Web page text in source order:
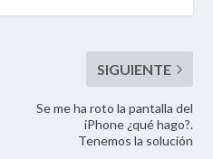
Se me ha roto la pantalla del
iPhone ¿qué hago?.
Tenemos la solución